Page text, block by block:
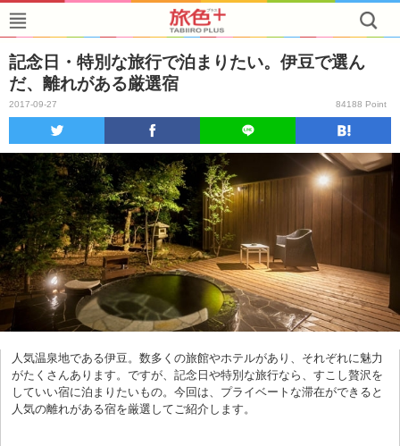
記念日・特別な旅行で泊まりたい。伊豆で選ん
だ、離れがある厳選宿
2017-09-27 84188 Point
人気温泉地である伊豆。数多くの旅館やホテルがあり、それぞれに魅力
がたくさんあります。ですが、記念日や特別な旅行なら、すこし贅沢を
していい宿に泊まりたいもの。今回は、プライベートな滞在ができると
人気の離れがある宿を厳選してご紹介します。